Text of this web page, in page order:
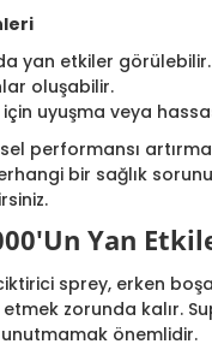
yan etkiler görülebilir.
oluşabilir.
için uyuşma veya
performansı
bir sağlık
Yan
sprey, erken
etmek zorunda kalır.
önemlidir.